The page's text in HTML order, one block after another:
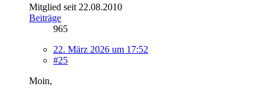
Mitglied seit 22.08.2010
Beiträge
965
22. März 2026 um 17:52
#25
Moin,